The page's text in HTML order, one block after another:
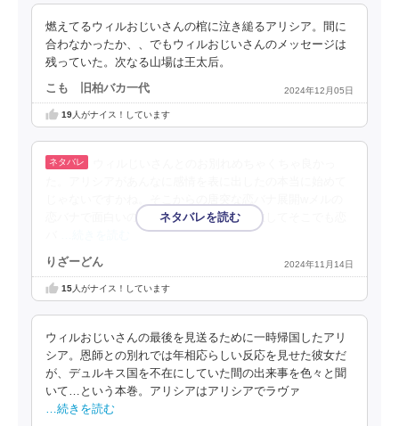
燃えてるウィルおじいさんの棺に泣き縋るアリシア。間に
合わなかったか、、でもウィルおじいさんのメッセージは
残っていた。次なる山場は王太后。
こも 旧柏バカ一代 2024年12月05日
19人がナイス！しています
恋バナで面白いのに町に出てカス貴族成敗してそこでも恋
りざーどん 2024年11月14日
15人がナイス！しています
ウィルおじいさんの最後を見送るために一時帰国したアリ
シア。恩師との別れでは年相応らしい反応を見せた彼女だ
が、デュルキス国を不在にしていた間の出来事を色々と聞
いて…という本巻。アリシアはアリシアでラヴァ
…続きを読む